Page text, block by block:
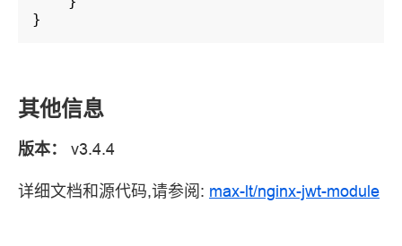
}
其他信息
版本： v3.4.4
详细文档和源代码,请参阅: max-lt/nginx-jwt-module